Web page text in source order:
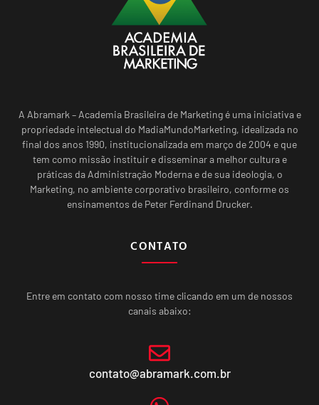
A Abramark – Academia Brasileira de Marketing é uma iniciativa e
propriedade intelectual do MadiaMundoMarketing, idealizada no
final dos anos 1990, institucionalizada em março de 2004 e que
tem como missão instituir e disseminar a melhor cultura e
práticas da Administração Moderna e de sua ideologia, o
Marketing, no ambiente corporativo brasileiro, conforme os
ensinamentos de Peter Ferdinand Drucker.
CONTATO
Entre em contato com nosso time clicando em um de nossos
canais abaixo:
contato@abramark.com.br